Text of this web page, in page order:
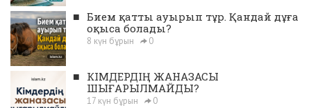
■ Бием қатты ауырып тұр. Қандай дұға
оқыса болады?
8 күн бұрын 0
■ КІМДЕРДІҢ ЖАНАЗАСЫ
ШЫҒАРЫЛМАЙДЫ?
17 күн бұрын 0